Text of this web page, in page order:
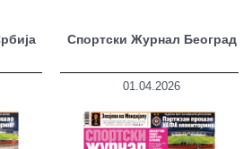
Спортски Журнал Београд
01.04.2026